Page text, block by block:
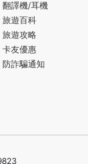
翻譯機/耳機
旅遊百科
旅遊攻略
卡友優惠
防詐騙通知